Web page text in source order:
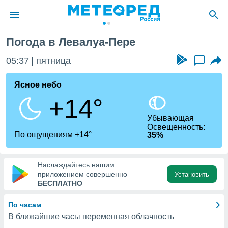
о
Вы можете
к этому
доступ
Погода в Левалуа-Пере
05:37 пятница ...
Ясное небо
+14°
По ощущениям +14°
Убывающая
Освещенность:
35%
Наслаждайтесь нашим
приложением совершенно
БЕСПЛАТНО
Установить
По часам
В ближайшие часы переменная облачность